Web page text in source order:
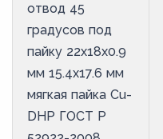
отвод 45
градусов под
пайку 22х18х0.9
мм 15.4х17.6 мм
мягкая пайка Cu-
DHP ГОСТ Р